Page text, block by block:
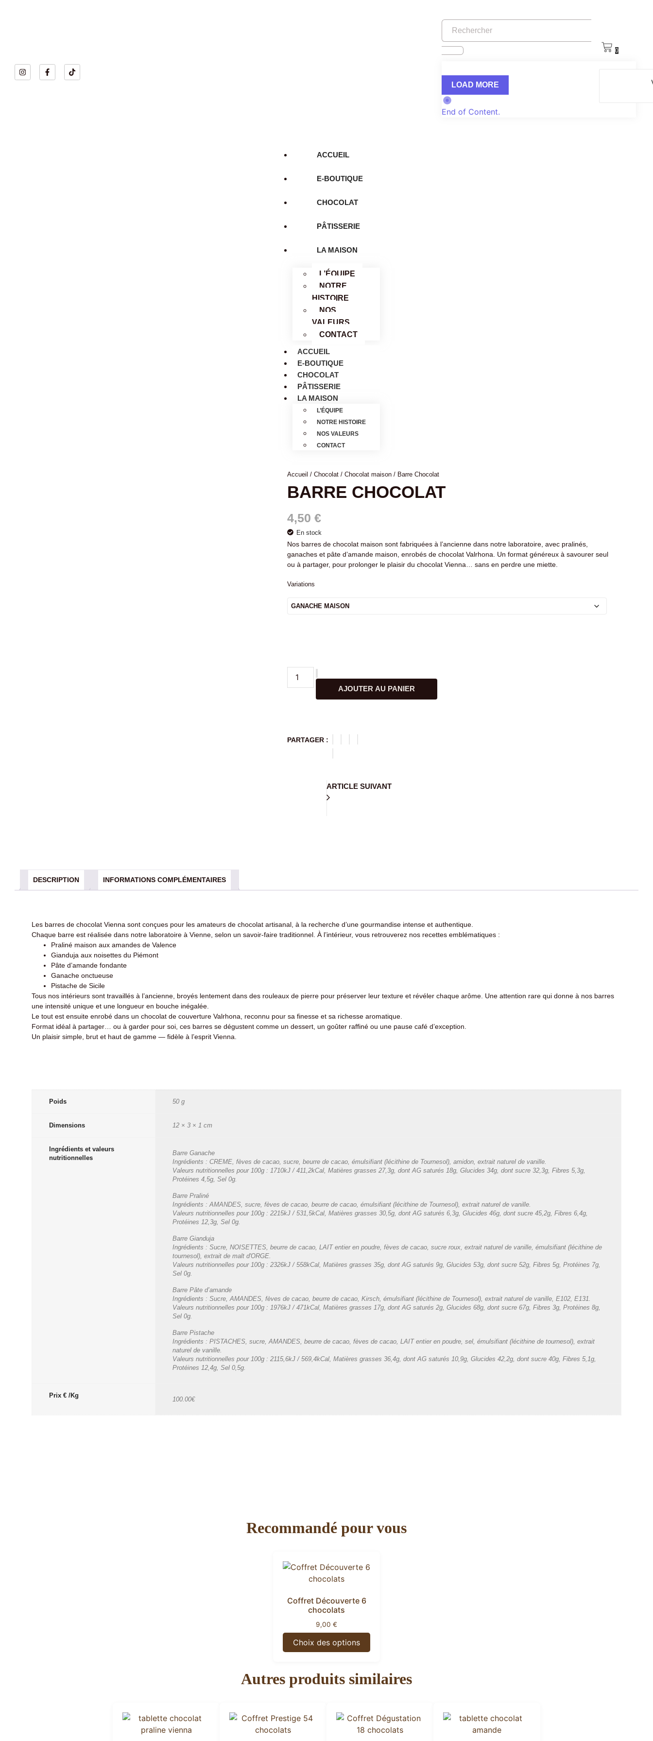
LOAD MORE
End of Content.
0
ACCUEIL
E-BOUTIQUE
CHOCOLAT
PÂTISSERIE
LA MAISON
L’ÉQUIPE
NOTRE
HISTOIRE
NOS
VALEURS
CONTACT
ACCUEIL
E-BOUTIQUE
CHOCOLAT
PÂTISSERIE
LA MAISON
L’ÉQUIPE
NOTRE HISTOIRE
NOS VALEURS
CONTACT
Accueil / Chocolat/ Chocolat maison/ Barre Chocolat
BARRE CHOCOLAT
4,50 €
En stock
Nos barres de chocolat maison sont fabriquées à l’ancienne dans notre laboratoire, avec pralinés,
ganaches et pâte d’amande maison, enrobés de chocolat Valrhona. Un format généreux à savourer seul
ou à partager, pour prolonger le plaisir du chocolat Vienna… sans en perdre une miette.
Variations
AJOUTER AU PANIER
PARTAGER :
ARTICLE SUIVANT
DESCRIPTION INFORMATIONS COMPLÉMENTAIRES
Les barres de chocolat Vienna sont conçues pour les amateurs de chocolat artisanal, à la recherche d’une gourmandise intense et authentique.
Chaque barre est réalisée dans notre laboratoire à Vienne, selon un savoir-faire traditionnel. À l’intérieur, vous retrouverez nos recettes emblématiques :
Praliné maison aux amandes de Valence
Gianduja aux noisettes du Piémont
Pâte d’amande fondante
Ganache onctueuse
Pistache de Sicile
Tous nos intérieurs sont travaillés à l’ancienne, broyés lentement dans des rouleaux de pierre pour préserver leur texture et révéler chaque arôme. Une attention rare qui donne à nos barres
une intensité unique et une longueur en bouche inégalée.
Le tout est ensuite enrobé dans un chocolat de couverture Valrhona, reconnu pour sa finesse et sa richesse aromatique.
Format idéal à partager… ou à garder pour soi, ces barres se dégustent comme un dessert, un goûter raffiné ou une pause café d’exception.
Un plaisir simple, brut et haut de gamme — fidèle à l’esprit Vienna.
Poids 50 g
Dimensions 12 × 3 × 1 cm
Ingrédients et valeurs
nutritionnelles
Barre Ganache
Ingrédients : CREME, fèves de cacao, sucre, beurre de cacao, émulsifiant (lécithine de Tournesol), amidon, extrait naturel de vanille.
Valeurs nutritionnelles pour 100g : 1710kJ / 411,2kCal, Matières grasses 27,3g, dont AG saturés 18g, Glucides 34g, dont sucre 32,3g, Fibres 5,3g,
Protéines 4,5g, Sel 0g.
Barre Praliné
Ingrédients : AMANDES, sucre, fèves de cacao, beurre de cacao, émulsifiant (lécithine de Tournesol), extrait naturel de vanille.
Valeurs nutritionnelles pour 100g : 2215kJ / 531,5kCal, Matières grasses 30,5g, dont AG saturés 6,3g, Glucides 46g, dont sucre 45,2g, Fibres 6,4g,
Protéines 12,3g, Sel 0g.
Barre Gianduja
Ingrédients : Sucre, NOISETTES, beurre de cacao, LAIT entier en poudre, fèves de cacao, sucre roux, extrait naturel de vanille, émulsifiant (lécithine de
tournesol), extrait de malt d'ORGE.
Valeurs nutritionnelles pour 100g : 2326kJ / 558kCal, Matières grasses 35g, dont AG saturés 9g, Glucides 53g, dont sucre 52g, Fibres 5g, Protéines 7g,
Sel 0g.
Barre Pâte d’amande
Ingrédients : Sucre, AMANDES, fèves de cacao, beurre de cacao, Kirsch, émulsifiant (lécithine de Tournesol), extrait naturel de vanille, E102, E131.
Valeurs nutritionnelles pour 100g : 1976kJ / 471kCal, Matières grasses 17g, dont AG saturés 2g, Glucides 68g, dont sucre 67g, Fibres 3g, Protéines 8g,
Sel 0g.
Barre Pistache
Ingrédients : PISTACHES, sucre, AMANDES, beurre de cacao, fèves de cacao, LAIT entier en poudre, sel, émulsifiant (lécithine de tournesol), extrait
naturel de vanille.
Valeurs nutritionnelles pour 100g : 2115,6kJ / 569,4kCal, Matières grasses 36,4g, dont AG saturés 10,9g, Glucides 42,2g, dont sucre 40g, Fibres 5,1g,
Protéines 12,4g, Sel 0,5g.
Prix € /Kg
100.00€
Recommandé pour vous
Coffret Découverte 6
chocolats
9,00 €
Choix des options
Autres produits similaires